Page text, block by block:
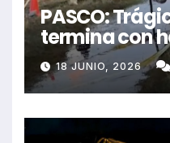
PASCO:
termina con
sin vida en
18 JUNIO, 2026